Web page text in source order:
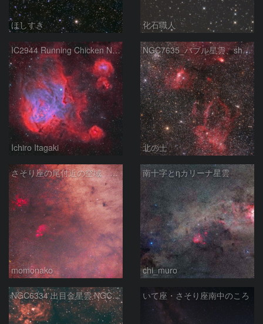
ほしすき 化石職人
IC2944 Running Chicken Nebula
Ichiro Itagaki
NGC7635_バブル星雲、sh2-157_くわがた星雲
北の士
さそり座の尾付近の空域 260718
momonako
南十字とηカリーナ星雲
chi_muro
NGC6334 出目金星雲 NGC6357 彼岸花星雲 さそり座 いて座・さそり座南中のころ